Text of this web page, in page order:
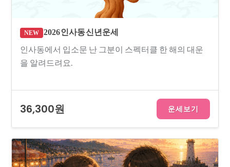
NEW 2026 인사동 신년운세
인사동에서 입소문 난 그분이 스펙터클 한 해의 대운
을 알려드려요.
36,300원 운세보기